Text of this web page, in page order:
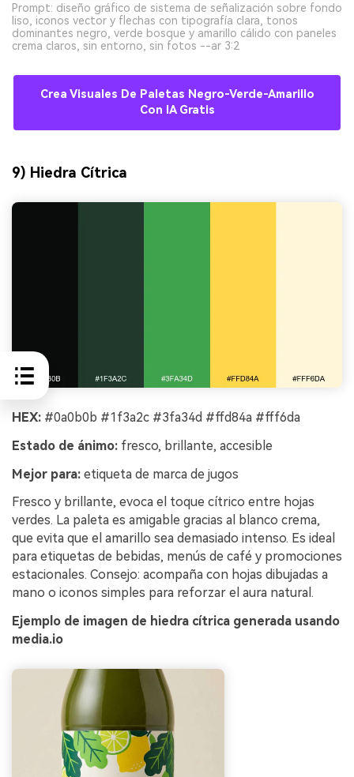
Prompt: diseño gráfico de sistema de señalización sobre fondo
liso, iconos vector y flechas con tipografía clara, tonos
dominantes negro, verde bosque y amarillo cálido con paneles
crema claros, sin entorno, sin fotos --ar 3:2
Crea Visuales De Paletas Negro-Verde-Amarillo
Con IA Gratis
9) Hiedra Cítrica
HEX: #0a0b0b #1f3a2c #3fa34d #ffd84a #fff6da
Estado de ánimo: fresco, brillante, accesible
Mejor para: etiqueta de marca de jugos
Fresco y brillante, evoca el toque cítrico entre hojas
verdes. La paleta es amigable gracias al blanco crema,
que evita que el amarillo sea demasiado intenso. Es ideal
para etiquetas de bebidas, menús de café y promociones
estacionales. Consejo: acompaña con hojas dibujadas a
mano o iconos simples para reforzar el aura natural.
Ejemplo de imagen de hiedra cítrica generada usando
media.io